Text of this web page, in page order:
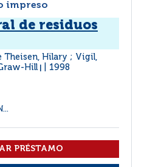
impreso
de residuos
Theisen, Hilary ; Vigil,
Hill 1998